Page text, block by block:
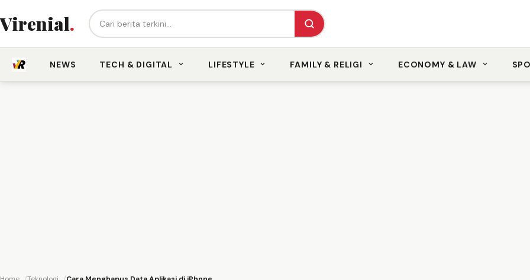
Virenial. Cari berita...
NEWS TECH & DIGITAL LIFESTYLE FAMILY & RELIGI ECONOMY & LAW